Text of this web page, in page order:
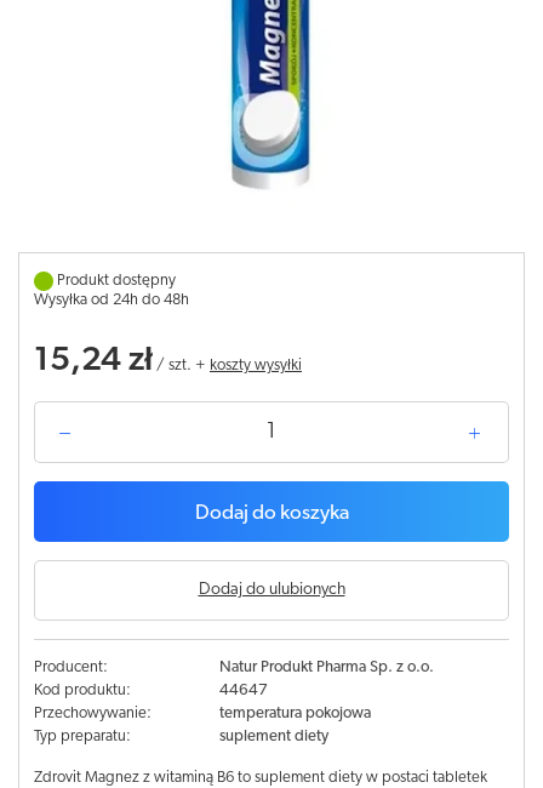
Produkt dostępny
Wysyłka od 24h do 48h
15,24 zł / szt. + koszty wysyłki
Dodaj do koszyka
Dodaj do ulubionych
Producent:
Natur Produkt Pharma Sp. z o.o.
Kod produktu:
44647
Przechowywanie:
temperatura pokojowa
Typ preparatu:
suplement diety
Zdrovit Magnez z witaminą B6 to suplement diety w postaci tabletek